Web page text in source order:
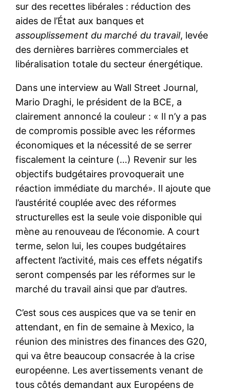
sur des recettes libérales : réduction des
aides de l’État aux banques et
assouplissement du marché du travail, levée
des dernières barrières commerciales et
libéralisation totale du secteur énergétique.
Dans une interview au Wall Street Journal,
Mario Draghi, le président de la BCE, a
clairement annoncé la couleur : « Il n’y a pas
de compromis possible avec les réformes
économiques et la nécessité de se serrer
fiscalement la ceinture (…) Revenir sur ​​les
objectifs budgétaires provoquerait une
réaction immédiate du marché». Il ajoute que
l’austérité couplée avec des réformes
structurelles est la seule voie disponible qui
mène au renouveau de l’économie. A court
terme, selon lui, les coupes budgétaires
affectent l’activité, mais ces effets négatifs
seront compensés par les réformes sur le
marché du travail ainsi que par d’autres.
C’est sous ces auspices que va se tenir en
attendant, en fin de semaine à Mexico, la
réunion des ministres des finances des G20,
qui va être beaucoup consacrée à la crise
européenne. Les avertissements venant de
tous côtés demandant aux Européens de